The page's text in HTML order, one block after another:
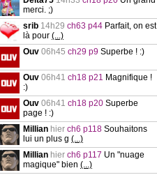
merci. ;)
srib 14h29 ch63 p44 Parfait, on est
là pour (...)
Ouv 06h45 ch29 p9 Superbe ! :)
Ouv 06h41 ch18 p21 Magnifique !
:)
Ouv 06h41 ch18 p20 Superbe
page ! :)
Millian hier ch6 p118 Souhaitons
lui un plus g (...)
Millian hier ch6 p117 Un "nuage
magique" bien (...)